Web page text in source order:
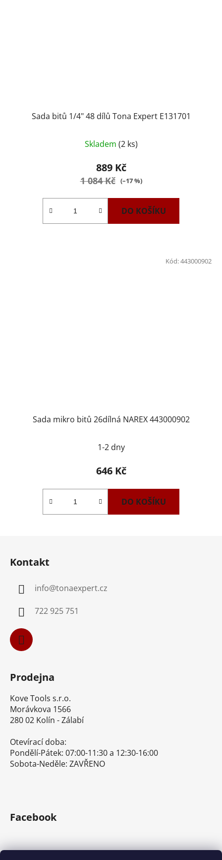
Sada bitů 1/4" 48 dílů Tona Expert E131701
Skladem (2 ks)
889 Kč
1 084 Kč (–17 %)
DO KOŠÍKU
Sada mikro bitů 26dílná NAREX 443000902
1-2 dny
646 Kč
DO KOŠÍKU
Kód:443000902
Kontakt
info@tonaexpert.cz
722 925 751
Prodejna
Kove Tools s.r.o.
Morávkova 1566
280 02 Kolín - Zálabí
Otevírací doba:
Pondělí-Pátek: 07:00-11:30 a 12:30-16:00
Sobota-Neděle: ZAVŘENO
Facebook